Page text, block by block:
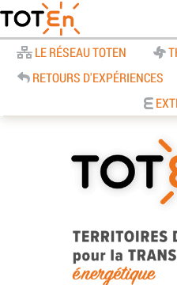
LE RÉSEAU TOTEN
RETOURS D'EXPÉRIENCES